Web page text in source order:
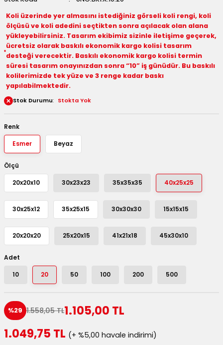
Kutuları
Kutuları
Kutular
ve Koliler
Koli üzerinde yer almasını istediğiniz görseli koli rengi, koli
ölçüsü ve koli adedini seçtikten sonra açılacak olan alana
yükleyebilirsiniz. Tasarım ekibimiz sizinle iletişime geçerek,
ücretsiz olarak baskılı ekonomik kargo kolisi tasarım
desteği verecektir. Baskılı ekonomik kargo kolisi termin
süresi tasarım onayınızdan sonra “10” iş günüdür. Bu baskılı
kolilerimizde tek yüze ve 3 renge kadar baskı
yapılabilmektedir.
Stok Durumu Stokta Yok
Renk
Esmer Beyaz
Ölçü
20x20x10 30x23x23 35x35x35 40x25x25
30x25x12 35x25x15 30x30x30 15x15x15
20x20x20 25x20x15 41x21x18 45x30x10
Adet
10 20 50 100 200 500
%29 1.558,05 TL1.105,00 TL
1.049,75 TL (+ %5,00 havale indirimi)